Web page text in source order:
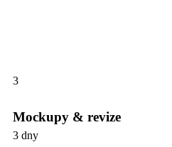
3
Mockupy & revize
3 dny